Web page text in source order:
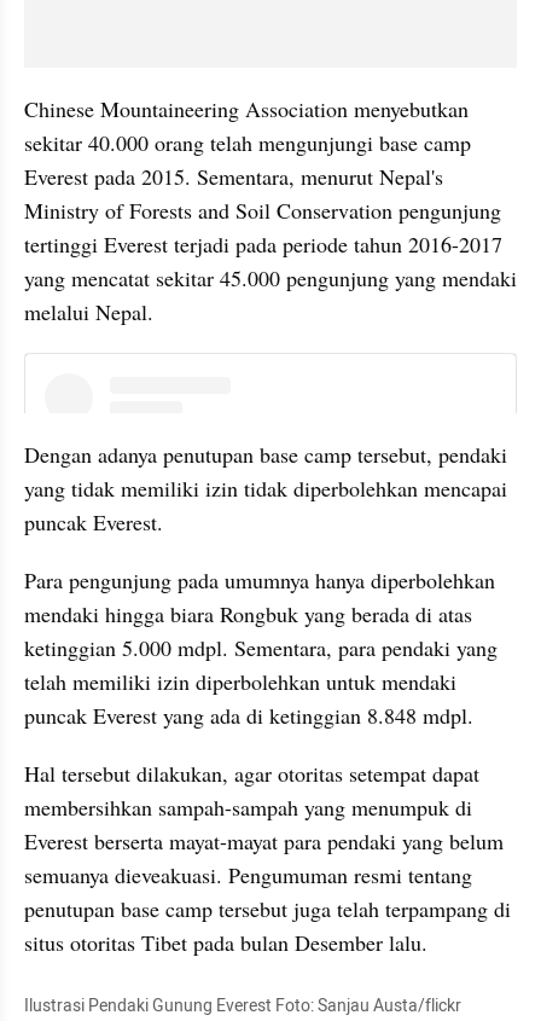
Chinese Mountaineering Association menyebutkan
sekitar 40.000 orang telah mengunjungi base camp
Everest pada 2015. Sementara, menurut Nepal's
Ministry of Forests and Soil Conservation pengunjung
tertinggi Everest terjadi pada periode tahun 2016-2017
yang mencatat sekitar 45.000 pengunjung yang mendaki
melalui Nepal.
Dengan adanya penutupan base camp tersebut, pendaki
yang tidak memiliki izin tidak diperbolehkan mencapai
puncak Everest.
Para pengunjung pada umumnya hanya diperbolehkan
mendaki hingga biara Rongbuk yang berada di atas
ketinggian 5.000 mdpl. Sementara, para pendaki yang
telah memiliki izin diperbolehkan untuk mendaki
puncak Everest yang ada di ketinggian 8.848 mdpl.
Hal tersebut dilakukan, agar otoritas setempat dapat
membersihkan sampah-sampah yang menumpuk di
Everest berserta mayat-mayat para pendaki yang belum
semuanya dieveakuasi. Pengumuman resmi tentang
penutupan base camp tersebut juga telah terpampang di
situs otoritas Tibet pada bulan Desember lalu.
Ilustrasi Pendaki Gunung Everest Foto: Sanjau Austa/flickr